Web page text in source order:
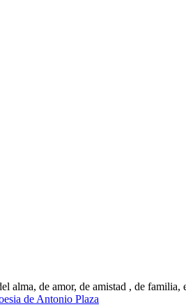
de amor, de amistad , de familia,
de Antonio Plaza